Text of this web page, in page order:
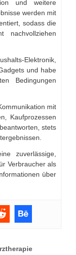
und weitere
werden mit
sodass die
nachvollziehen
Elektronik,
und habe
Bedingungen
mit
Kaufprozessen
stets
zuverlässige,
Verbraucher als
über